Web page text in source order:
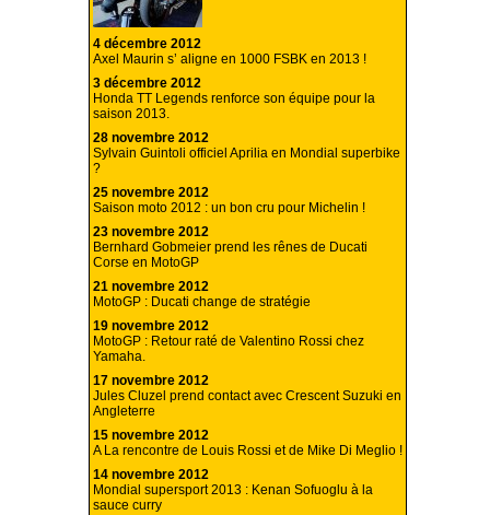
4 décembre 2012
Axel Maurin s’ aligne en 1000 FSBK en 2013 !
3 décembre 2012
Honda TT Legends renforce son équipe pour la
saison 2013.
28 novembre 2012
Sylvain Guintoli officiel Aprilia en Mondial superbike
?
25 novembre 2012
Saison moto 2012 : un bon cru pour Michelin !
23 novembre 2012
Bernhard Gobmeier prend les rênes de Ducati
Corse en MotoGP
21 novembre 2012
MotoGP : Ducati change de stratégie
19 novembre 2012
MotoGP : Retour raté de Valentino Rossi chez
Yamaha.
17 novembre 2012
Jules Cluzel prend contact avec Crescent Suzuki en
Angleterre
15 novembre 2012
A La rencontre de Louis Rossi et de Mike Di Meglio !
14 novembre 2012
Mondial supersport 2013 : Kenan Sofuoglu à la
sauce curry